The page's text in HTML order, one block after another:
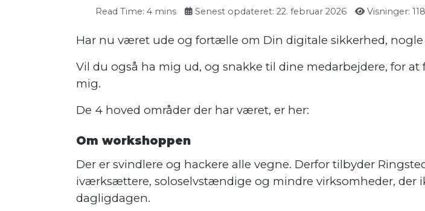
Read Time: 4 mins Senest opdateret: 22. februar 2026 Visninger:
Har nu været ude og fortælle om Din digitale sikkerhed, nogle
Vil du også ha mig ud, og snakke til dine medarbejdere, for
mig.
De 4 hoved områder der har været, er her:
Om workshoppen
Der er svindlere og hackere alle vegne. Derfor tilbyder
iværksættere, soloselvstændige og mindre virksomheder, der
dagligdagen.